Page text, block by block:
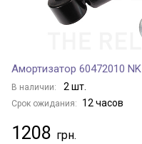
Амортизатор 60472010 NK
В наличии: 2 шт.
Срок ожидания: 12 часов
1208